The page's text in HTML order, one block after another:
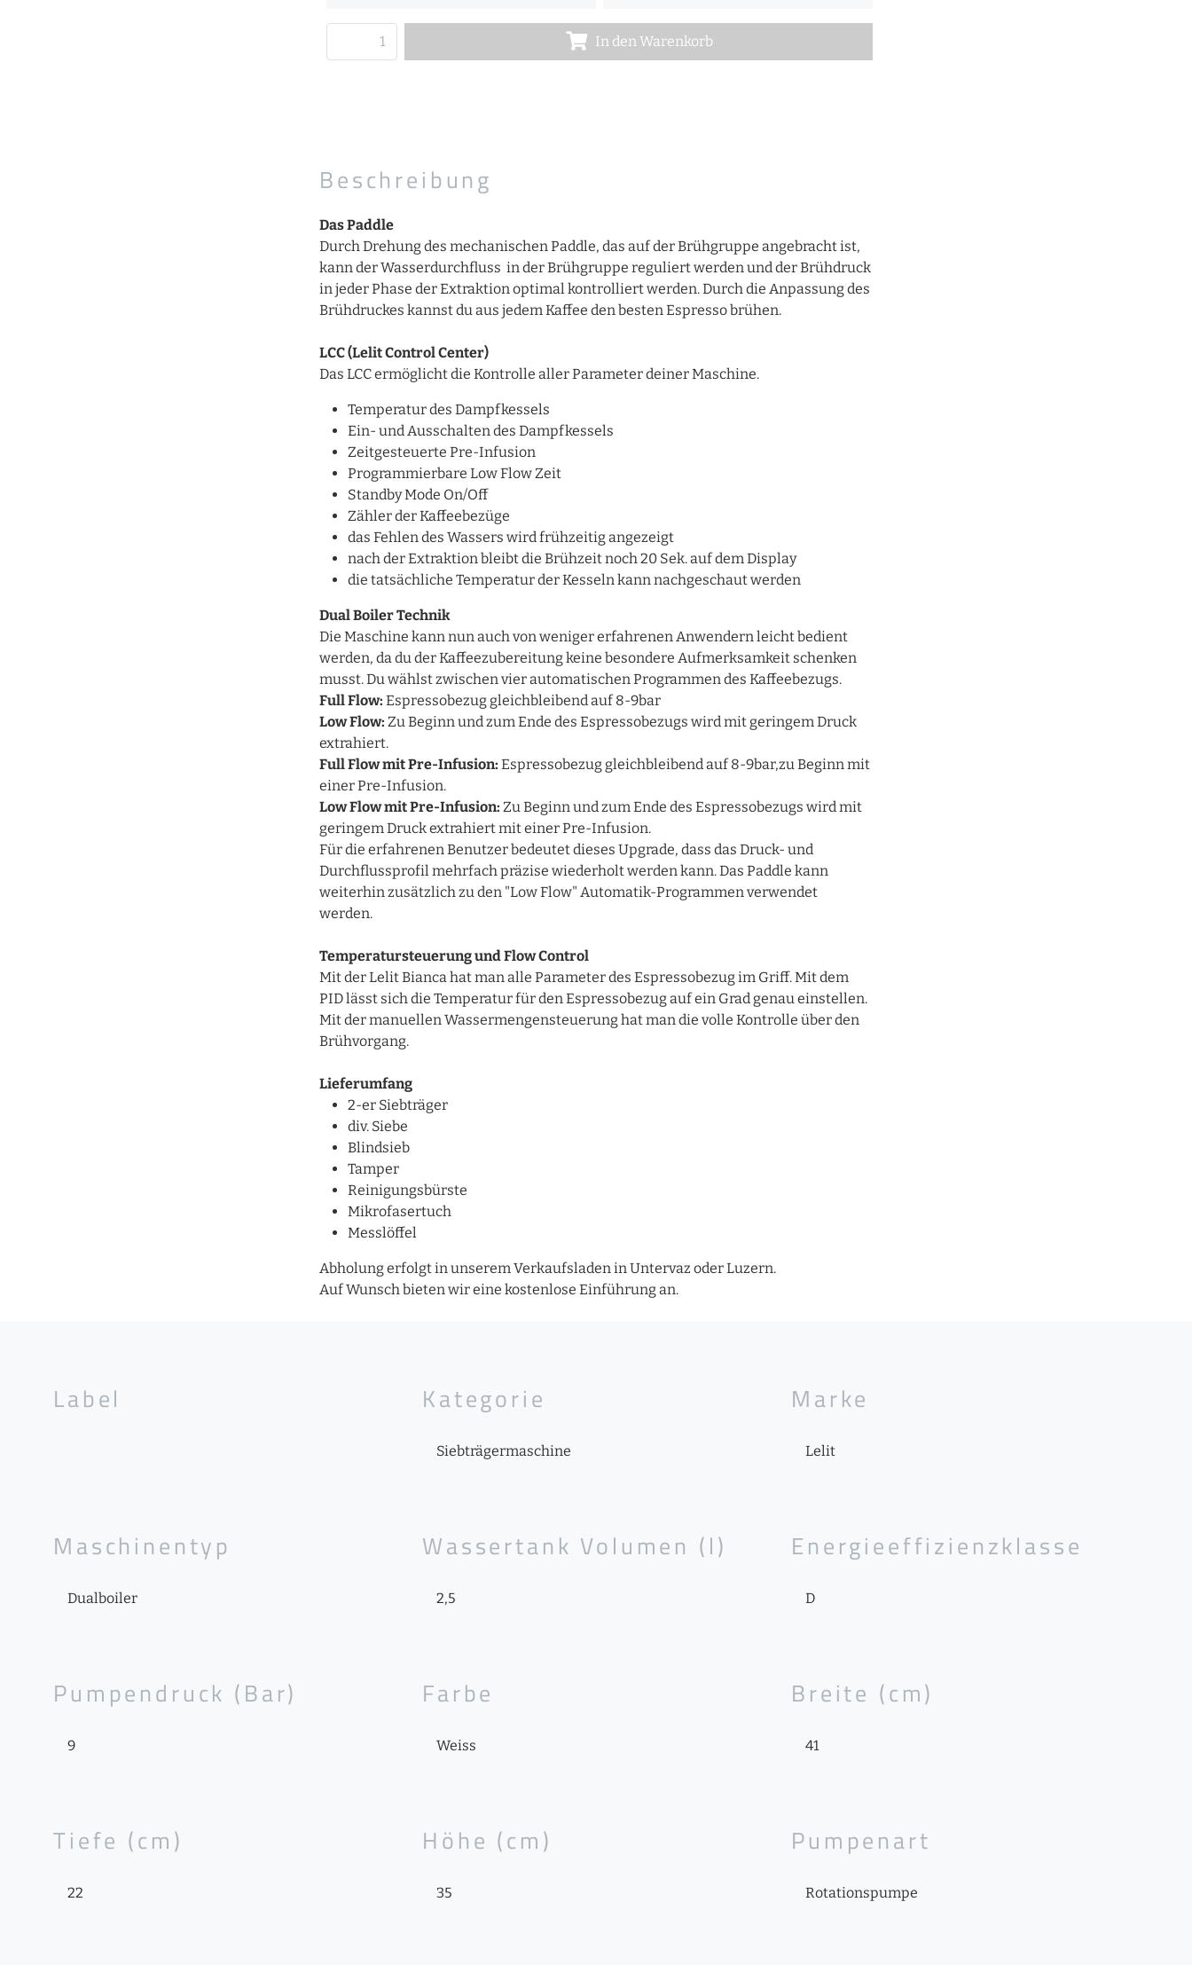
In den Warenkorb
Beschreibung
Das Paddle
Durch Drehung des mechanischen Paddle, das auf der Brühgruppe angebracht ist,
kann der Wasserdurchfluss in der Brühgruppe reguliert werden und der Brühdruck
in jeder Phase der Extraktion optimal kontrolliert werden. Durch die Anpassung des
Brühdruckes kannst du aus jedem Kaffee den besten Espresso brühen.
LCC (Lelit Control Center)
Das LCC ermöglicht die Kontrolle aller Parameter deiner Maschine.
Temperatur des Dampfkessels
Ein- und Ausschalten des Dampfkessels
Zeitgesteuerte Pre-Infusion
Programmierbare Low Flow Zeit
Standby Mode On/Off
Zähler der Kaffeebezüge
das Fehlen des Wassers wird frühzeitig angezeigt
nach der Extraktion bleibt die Brühzeit noch 20 Sek. auf dem Display
die tatsächliche Temperatur der Kesseln kann nachgeschaut werden
Dual Boiler Technik
Die Maschine kann nun auch von weniger erfahrenen Anwendern leicht bedient
werden, da du der Kaffeezubereitung keine besondere Aufmerksamkeit schenken
musst. Du wählst zwischen vier automatischen Programmen des Kaffeebezugs.
Full Flow: Espressobezug gleichbleibend auf 8-9bar
Low Flow: Zu Beginn und zum Ende des Espressobezugs wird mit geringem Druck
extrahiert.
Full Flow mit Pre-Infusion: Espressobezug gleichbleibend auf 8-9bar,zu Beginn mit
einer Pre-Infusion.
Low Flow mit Pre-Infusion: Zu Beginn und zum Ende des Espressobezugs wird mit
geringem Druck extrahiert mit einer Pre-Infusion.
Für die erfahrenen Benutzer bedeutet dieses Upgrade, dass das Druck- und
Durchflussprofil mehrfach präzise wiederholt werden kann. Das Paddle kann
weiterhin zusätzlich zu den "Low Flow" Automatik-Programmen verwendet
werden.
Temperatursteuerung und Flow Control
Mit der Lelit Bianca hat man alle Parameter des Espressobezug im Griff. Mit dem
PID lässt sich die Temperatur für den Espressobezug auf ein Grad genau einstellen.
Mit der manuellen Wassermengensteuerung hat man die volle Kontrolle über den
Brühvorgang.
Lieferumfang
2-er Siebträger
div. Siebe
Blindsieb
Tamper
Reinigungsbürste
Mikrofasertuch
Messlöffel
Abholung erfolgt in unserem Verkaufsladen in Untervaz oder Luzern.
Auf Wunsch bieten wir eine kostenlose Einführung an.
Label Kategorie
Siebträgermaschine
Marke
Lelit
Maschinentyp
Dualboiler
Wassertank Volumen (l)
2,5
Energieeffizienzklasse
D
Pumpendruck (Bar)
9
Farbe
Weiss
Breite (cm)
41
Tiefe (cm)
22
Höhe (cm)
35
Pumpenart
Rotationspumpe